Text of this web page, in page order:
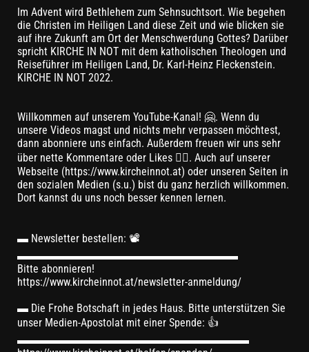
Weitere Informationen zum Datenschutz bei „YouTube“ finden
Sie in der Datenschutzerklärung des Anbieters unter:
https://www.google.de/intl/de/policies/privacy/
Im Advent wird Bethlehem zum Sehnsuchtsort. Wie begehen
die Christen im Heiligen Land diese Zeit und wie blicken sie
auf ihre Zukunft am Ort der Menschwerdung Gottes? Darüber
spricht KIRCHE IN NOT mit dem katholischen Theologen und
Reiseführer im Heiligen Land, Dr. Karl-Heinz Fleckenstein.
KIRCHE IN NOT 2022.
Willkommen auf unserem YouTube-Kanal! 🤗. Wenn du
unsere Videos magst und nichts mehr verpassen möchtest,
dann abonniere uns einfach. Außerdem freuen wir uns sehr
über nette Kommentare oder Likes 👍🏼. Auch auf unserer
Webseite (https://www.kircheinnot.at) oder unseren Seiten in
den sozialen Medien (s.u.) bist du ganz herzlich willkommen.
Dort kannst du uns noch besser kennen lernen.
▬ Newsletter bestellen: 📽
▬▬▬▬▬▬▬▬▬▬▬▬▬▬▬▬▬▬▬▬
Bitte abonnieren!
https://www.kircheinnot.at/newsletter-anmeldung/
▬ Die Frohe Botschaft in jedes Haus. Bitte unterstützen Sie
unser Medien-Apostolat mit einer Spende: 👍
▬▬▬▬▬▬▬▬▬▬▬▬▬▬▬▬▬▬▬▬▬